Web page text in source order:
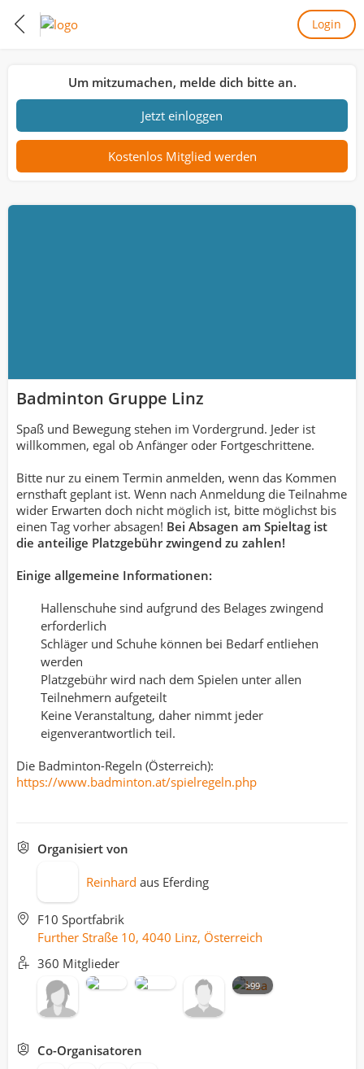
Login
Um mitzumachen, melde dich bitte an.
Jetzt einloggen
Kostenlos Mitglied werden
Badminton Gruppe Linz
Spaß und Bewegung stehen im Vordergrund. Jeder ist
willkommen, egal ob Anfänger oder Fortgeschrittene.
Bitte nur zu einem Termin anmelden, wenn das Kommen
ernsthaft geplant ist. Wenn nach Anmeldung die Teilnahme
wider Erwarten doch nicht möglich ist, bitte möglichst bis
einen Tag vorher absagen! Bei Absagen am Spieltag ist
die anteilige Platzgebühr zwingend zu zahlen!
Einige allgemeine Informationen:
Hallenschuhe sind aufgrund des Belages zwingend
erforderlich
Schläger und Schuhe können bei Bedarf entliehen
werden
Platzgebühr wird nach dem Spielen unter allen
Teilnehmern aufgeteilt
Keine Veranstaltung, daher nimmt jeder
eigenverantwortlich teil.
Die Badminton-Regeln (Österreich):
https://www.badminton.at/spielregeln.php
Organisiert von
Reinhard aus Eferding
F10 Sportfabrik
Further Straße 10, 4040 Linz, Österreich
360 Mitglieder
>99
Co-Organisatoren